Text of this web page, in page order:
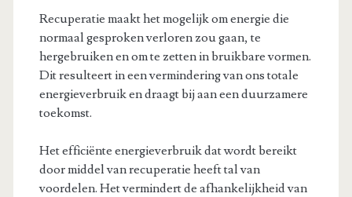
Recuperatie maakt het mogelijk om energie die
normaal gesproken verloren zou gaan, te
hergebruiken en om te zetten in bruikbare vormen.
Dit resulteert in een vermindering van ons totale
energieverbruik en draagt bij aan een duurzamere
toekomst.
Het efficiënte energieverbruik dat wordt bereikt
door middel van recuperatie heeft tal van
voordelen. Het vermindert de afhankelijkheid van